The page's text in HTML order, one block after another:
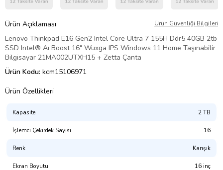
Ürün Açıklaması Ürün Güvenliği Bilgileri
Lenovo Thinkpad E16 Gen2 Intel Core Ultra 7 155H Ddr5 40GB 2tb
SSD Intel® Aı Boost 16" Wuxga IPS Windows 11 Home Taşınabilir
Bilgisayar 21MA002UTXH15 + Zetta Çanta
Ürün Kodu: kcm15106971
Ürün Özellikleri
Kapasite 2 TB
İşlemci Çekirdek Sayısı 16
Renk Karışık
Ekran Boyutu 16 inç